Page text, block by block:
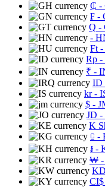
₵ -
₣ -
Q -
-
Ft -
Rp -
₹ -
ID
kr-
$ -
JD -
K
⃀ -
៛ -
₩
KD
CI$